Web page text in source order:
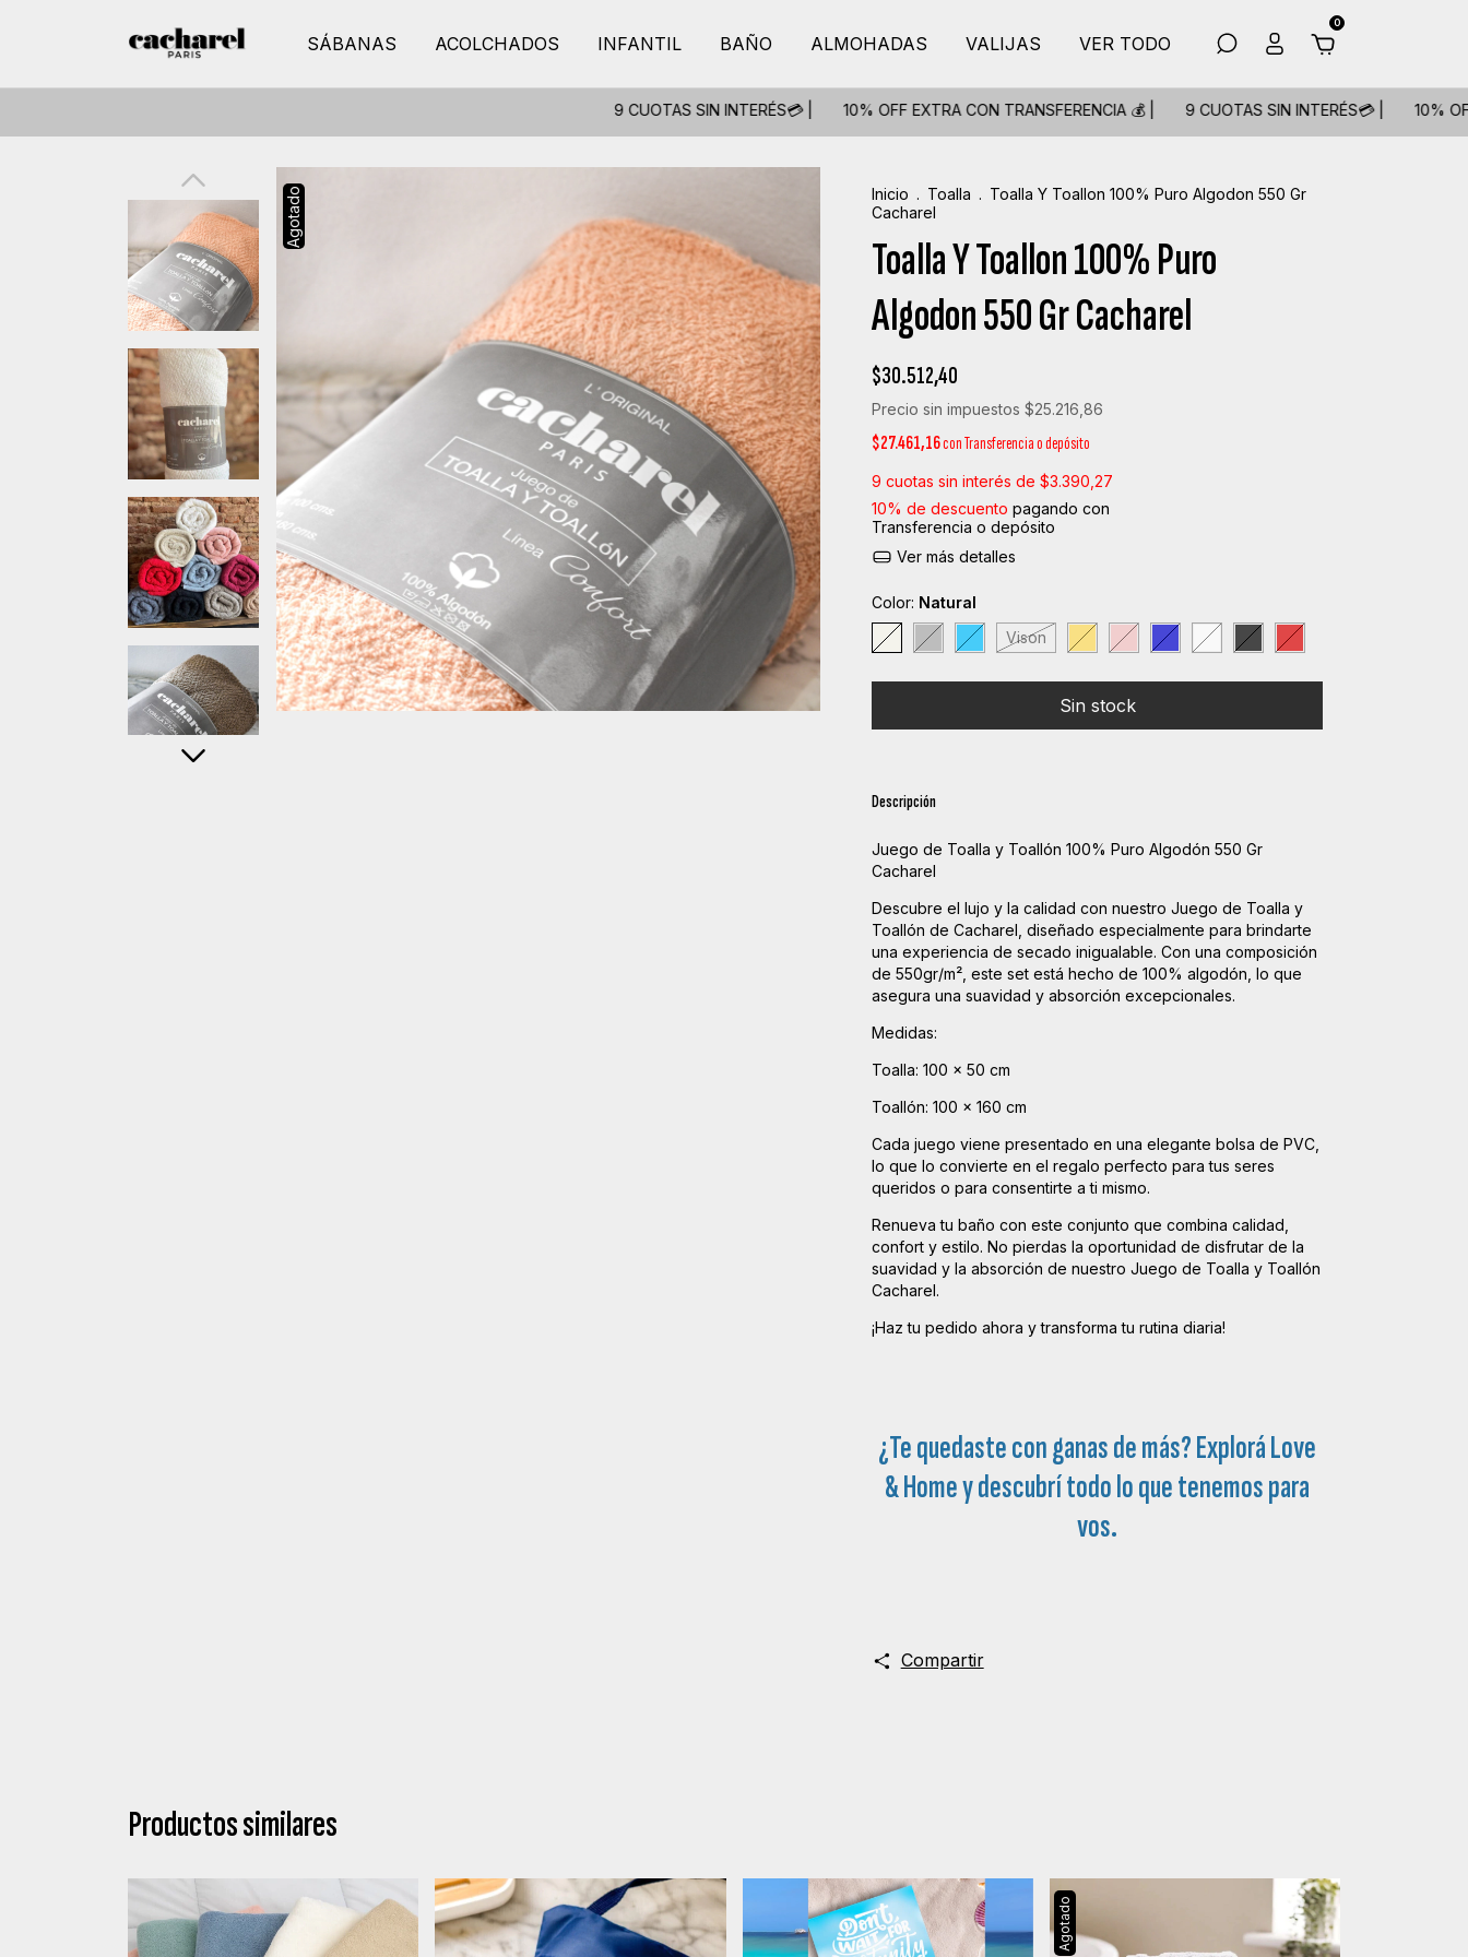
SÁBANAS ACOLCHADOS INFANTIL BAÑO ALMOHADAS VALIJAS VER TODO
0
9 CUOTAS SIN INTERÉS💳 | 10% OFF EXTRA CON TRANSFERENCIA 💰 | 9 CUOTAS SIN INTERÉS💳 | 10% OFF EXTRA
Inicio . Toalla . Toalla Y Toallon 100% Puro Algodon 550 Gr
Cacharel
Toalla Y Toallon 100% Puro
Algodon 550 Gr Cacharel
$30.512,40
Precio sin impuestos $25.216,86
$27.461,16conTransferencia o depósito
9 cuotas sin interés de $3.390,27
10% de descuento pagando con
Transferencia o depósito
Ver más detalles
Color: Natural
Vison
Descripción
Juego de Toalla y Toallón 100% Puro Algodón 550 Gr
Cacharel
Descubre el lujo y la calidad con nuestro Juego de Toalla y
Toallón de Cacharel, diseñado especialmente para brindarte
una experiencia de secado inigualable. Con una composición
de 550gr/m², este set está hecho de 100% algodón, lo que
asegura una suavidad y absorción excepcionales.
Medidas:
Toalla: 100 x 50 cm
Toallón: 100 x 160 cm
Cada juego viene presentado en una elegante bolsa de PVC,
lo que lo convierte en el regalo perfecto para tus seres
queridos o para consentirte a ti mismo.
Renueva tu baño con este conjunto que combina calidad,
confort y estilo. No pierdas la oportunidad de disfrutar de la
suavidad y la absorción de nuestro Juego de Toalla y Toallón
Cacharel.
¡Haz tu pedido ahora y transforma tu rutina diaria!
¿Te quedaste con ganas de más? ExploráLove
& Homey descubrí todo lo que tenemos para
vos.
Compartir
Productos similares